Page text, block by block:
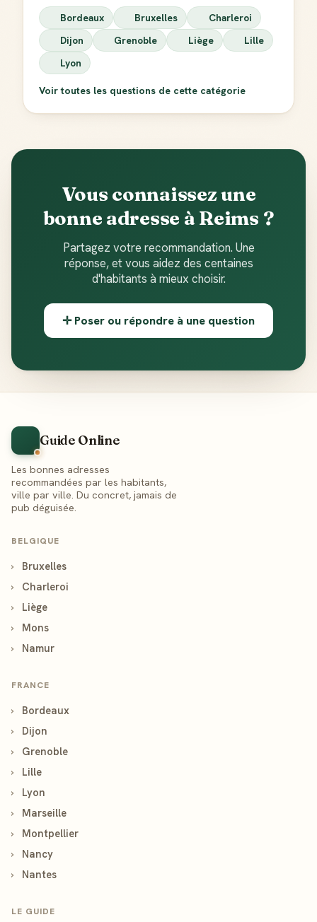
Bordeaux Bruxelles
Charleroi
Dijon
Grenoble Liège
Lille
Lyon
Voir toutes les questions de cette catégorie
Vous connaissez une
bonne adresse à Reims ?
Partagez votre recommandation. Une
réponse, et vous aidez des centaines
d'habitants à mieux choisir.
✛ Poser ou répondre à une question
Guide Online
Les bonnes adresses
recommandées par les habitants,
ville par ville. Du concret, jamais de
pub déguisée.
BELGIQUE
›
Bruxelles
›
Charleroi
›
Liège
›
Mons
›
Namur
FRANCE
›
Bordeaux
›
Dijon
›
Grenoble
›
Lille
›
Lyon
›
Marseille
›
Montpellier
›
Nancy
›
Nantes
LE GUIDE